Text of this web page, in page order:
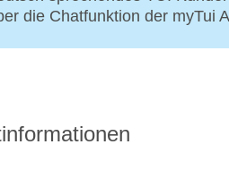
die Chatfunktion der myTui